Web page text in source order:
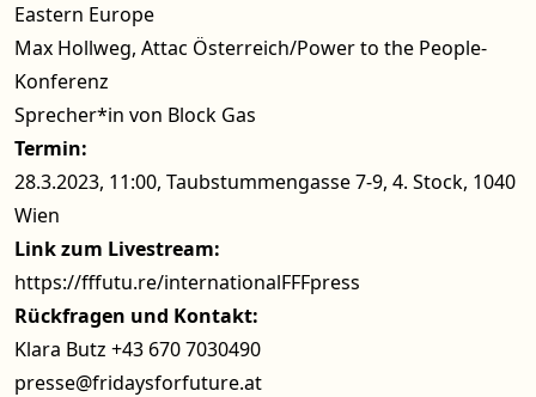
Eastern Europe
Max Hollweg, Attac Österreich/Power to the People-
Konferenz
Sprecher*in von Block Gas
Termin:
28.3.2023, 11:00, Taubstummengasse 7-9, 4. Stock, 1040
Wien
Link zum Livestream:
https://fffutu.re/internationalFFFpress
Rückfragen und Kontakt:
Klara Butz +43 670 7030490
presse@fridaysforfuture.at